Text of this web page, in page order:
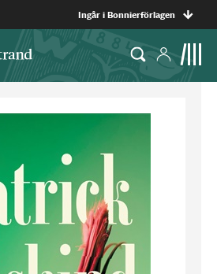
Ingår i Bonnierförlagen